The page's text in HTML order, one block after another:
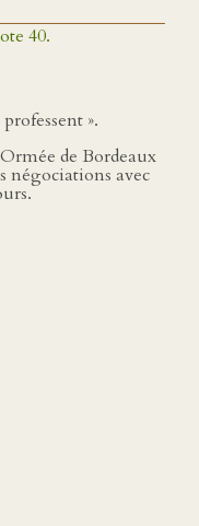
40.
».
de Bordeaux
négociations avec